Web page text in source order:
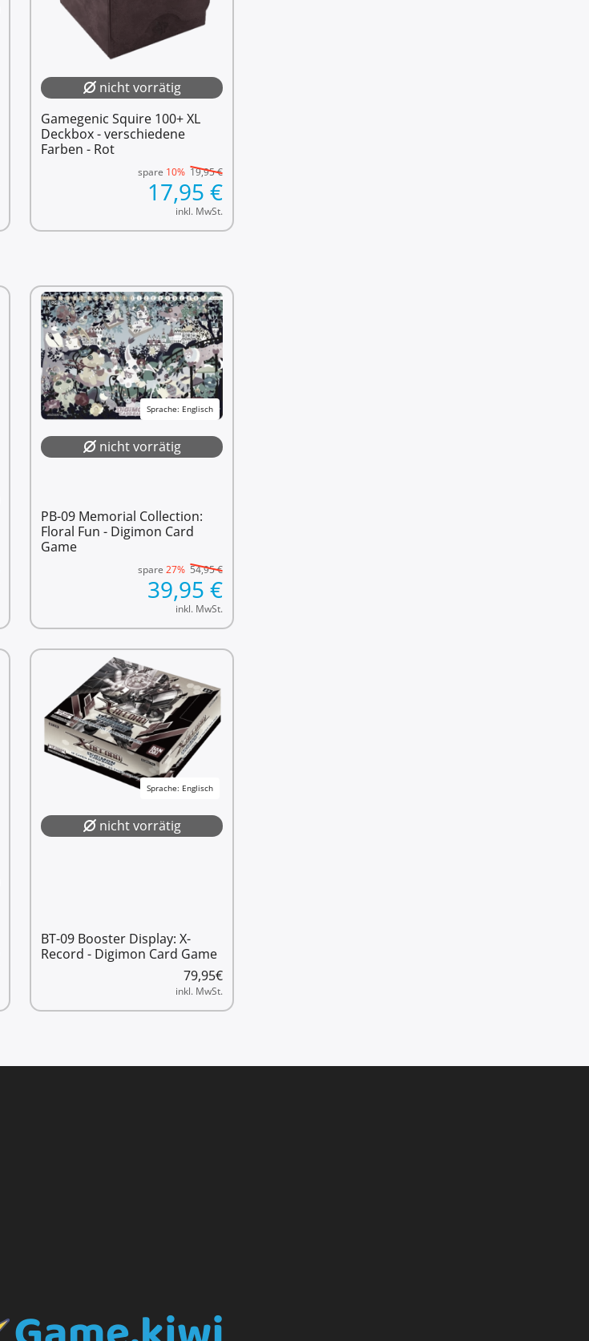
nicht vorrätig
Gamegenic Squire 100+ XL
Deckbox - verschiedene
Farben - Rot
spare 10% 19,95€
17,95 €
inkl. MwSt.
Sprache: Englisch
nicht vorrätig
PB-09 Memorial Collection:
Floral Fun - Digimon Card
Game
spare 27% 54,95€
39,95 €
inkl. MwSt.
Sprache: Englisch
nicht vorrätig
BT-09 Booster Display: X-
Record - Digimon Card Game
79,95€
inkl. MwSt.